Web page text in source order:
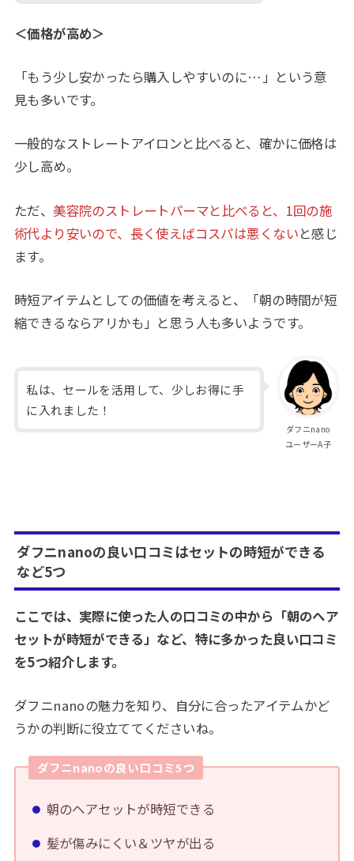
＜価格が高め＞
「もう少し安かったら購入しやすいのに…」という意
見も多いです。
一般的なストレートアイロンと比べると、確かに価格は
少し高め。
ただ、 美容院のストレートパーマと比べると、1回の施
術代より安いので、長く使えばコスパは悪くないと感じ
ます。
時短アイテムとしての価値を考えると、「朝の時間が短
縮できるならアリかも」と思う人も多いようです。
ダフニnano
ユーザーA子
私は、セールを活用して、少しお得に手
に入れました！
ダフニnanoの良い口コミはセットの時短ができる
など5つ
ここでは、実際に使った人の口コミの中から「朝のヘア
セットが時短ができる」など、特に多かった良い口コミ
を5つ紹介します。
ダフニnanoの魅力を知り、自分に合ったアイテムかど
うかの判断に役立ててくださいね。
ダフニnanoの良い口コミ5つ
朝のヘアセットが時短できる
髪が傷みにくい＆ツヤが出る